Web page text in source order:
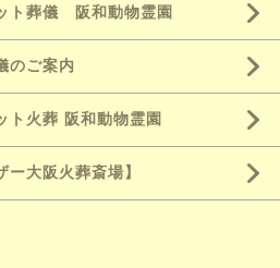
ト葬儀 阪和動物霊園
のご案内
ト火葬 阪和動物霊園
ー大阪火葬斎場】